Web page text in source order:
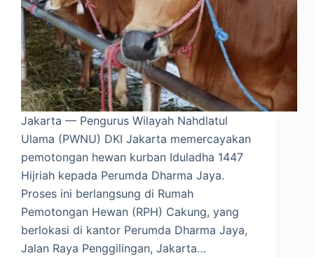
Jakarta — Pengurus Wilayah Nahdlatul
Ulama (PWNU) DKI Jakarta memercayakan
pemotongan hewan kurban Iduladha 1447
Hijriah kepada Perumda Dharma Jaya.
Proses ini berlangsung di Rumah
Pemotongan Hewan (RPH) Cakung, yang
berlokasi di kantor Perumda Dharma Jaya,
Jalan Raya Penggilingan, Jakarta…